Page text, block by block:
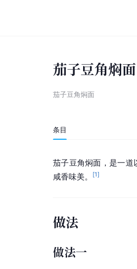
茄子豆角焖面
茄子豆角焖面
条目
茄子豆角焖面，是一道
咸香味美。
[1]
做法
做法一